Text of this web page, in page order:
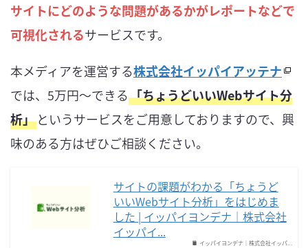
サイトにどのような問題があるかがレポートなどで
可視化されるサービスです。
本メディアを運営する株式会社イッパイアッテナ
では、5万円〜できる「ちょうどいいWebサイト分
析」というサービスをご用意しておりますので、興
味のある方はぜひご相談ください。
イッパイヨンデナ｜株式会社イッパ...
サイトの課題がわかる「ちょうど
いいWebサイト分析」をはじめま
した | イッパイヨンデナ｜株式会社
イッパイ...